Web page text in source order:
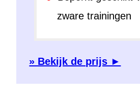
zware trainingen
» Bekijk de prijs ►